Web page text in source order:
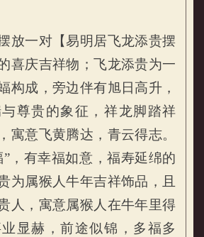
开运锦囊
放一对【易明居飞龙添贵摆
喜庆吉祥物；飞龙添贵为一
构成，旁边伴有旭日高升，
尊贵的象征，祥龙脚踏祥
寓意飞黄腾达，青云得志。
，有幸福如意，福寿延绵的
为属猴人牛年吉祥饰品，且
人，寓意属猴人在牛年里得
显赫，前途似锦，多福多